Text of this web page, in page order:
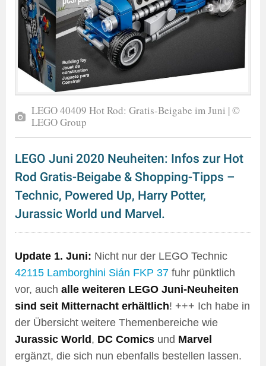
LEGO 40409 Hot Rod: Gratis-Beigabe im Juni | ©
LEGO Group
LEGO Juni 2020 Neuheiten: Infos zur Hot
Rod Gratis-Beigabe & Shopping-Tipps –
Technic, Powered Up, Harry Potter,
Jurassic World und Marvel.
Update 1. Juni: Nicht nur der LEGO Technic
42115 Lamborghini Sián FKP 37 fuhr pünktlich
vor, auch alle weiteren LEGO Juni-Neuheiten
sind seit Mitternacht erhältlich! +++ Ich habe in
der Übersicht weitere Themenbereiche wie
Jurassic World , DC Comics und Marvel
ergänzt, die sich nun ebenfalls bestellen lassen.